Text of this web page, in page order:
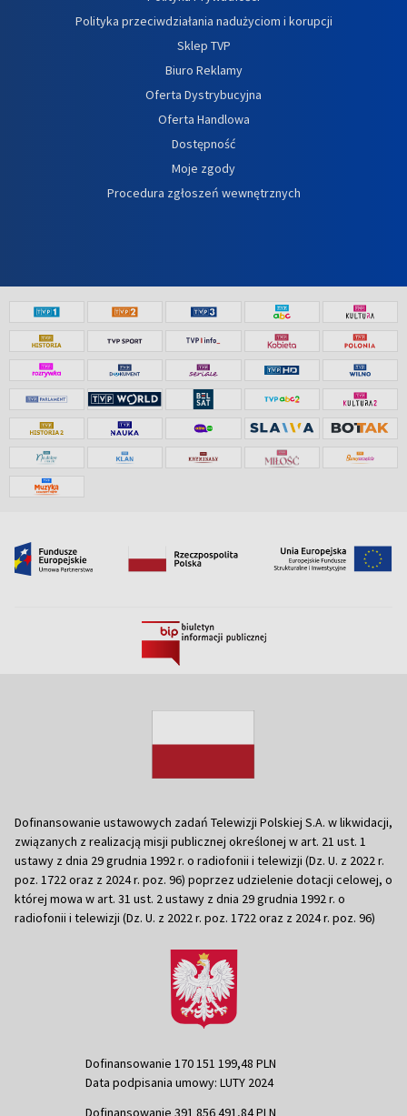
Polityka przeciwdziałania nadużyciom i korupcji
Sklep TVP
Biuro Reklamy
Oferta Dystrybucyjna
Oferta Handlowa
Dostępność
Moje zgody
Procedura zgłoszeń wewnętrznych
Dofinansowanie ustawowych zadań Telewizji Polskiej S.A. w likwidacji,
związanych z realizacją misji publicznej określonej w art. 21 ust. 1
ustawy z dnia 29 grudnia 1992 r. o radiofonii i telewizji (Dz. U. z 2022 r.
poz. 1722 oraz z 2024 r. poz. 96) poprzez udzielenie dotacji celowej, o
której mowa w art. 31 ust. 2 ustawy z dnia 29 grudnia 1992 r. o
radiofonii i telewizji (Dz. U. z 2022 r. poz. 1722 oraz z 2024 r. poz. 96)
Dofinansowanie 170 151 199,48 PLN
Data podpisania umowy: LUTY 2024
Dofinansowanie 391 856 491,84 PLN